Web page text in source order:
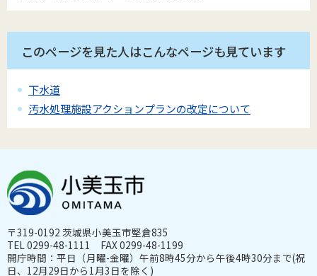
このページを見た人はこんなページも見ています
下水道
汚水処理施設アクションプランの改定について
〒319-0192 茨城県小美玉市堅倉835
TEL 0299-48-1111 FAX 0299-48-1199
開庁時間：平日（月曜-金曜）午前8時45分から午後4時30分まで(祝
日、12月29日から1月3日を除く)